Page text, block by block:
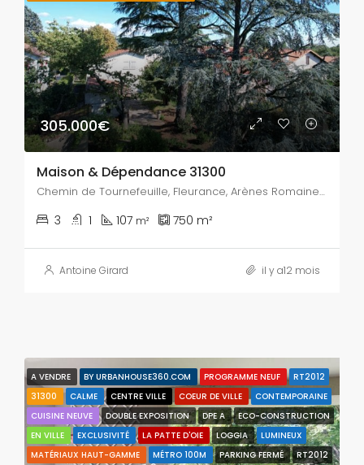
305.000€
Maison & Dépendance 31300
Chemin de Tournefeuille, Fleurance, Arènes Romaines - Saint-Martin-du-Touch, Toulouse Ouest, Toulouse, Haute-Garonne, Occitanie, France métropolitaine, 31300, France
3 1 107 m² 750 m²
Antoine Girard il y a12 mois
A VENDRE BY URBANHOUSE360.COM PROGRAMME NEUF
RT2012
31300
CALME CENTRE VILLE COEUR DE VILLE
CONTEMPORAINE
CUISINE NEUVE
DOUBLE EXPOSITION DPE A
ECO-CONSTRUCTION
EN VILLE
EXCLUSIVITÉ LA PATTE D'OIE LOGGIA
LUMINEUX
MATÉRIAUX HAUT-GAMME
MÉTRO 100M PARKING FERMÉ
RT2012